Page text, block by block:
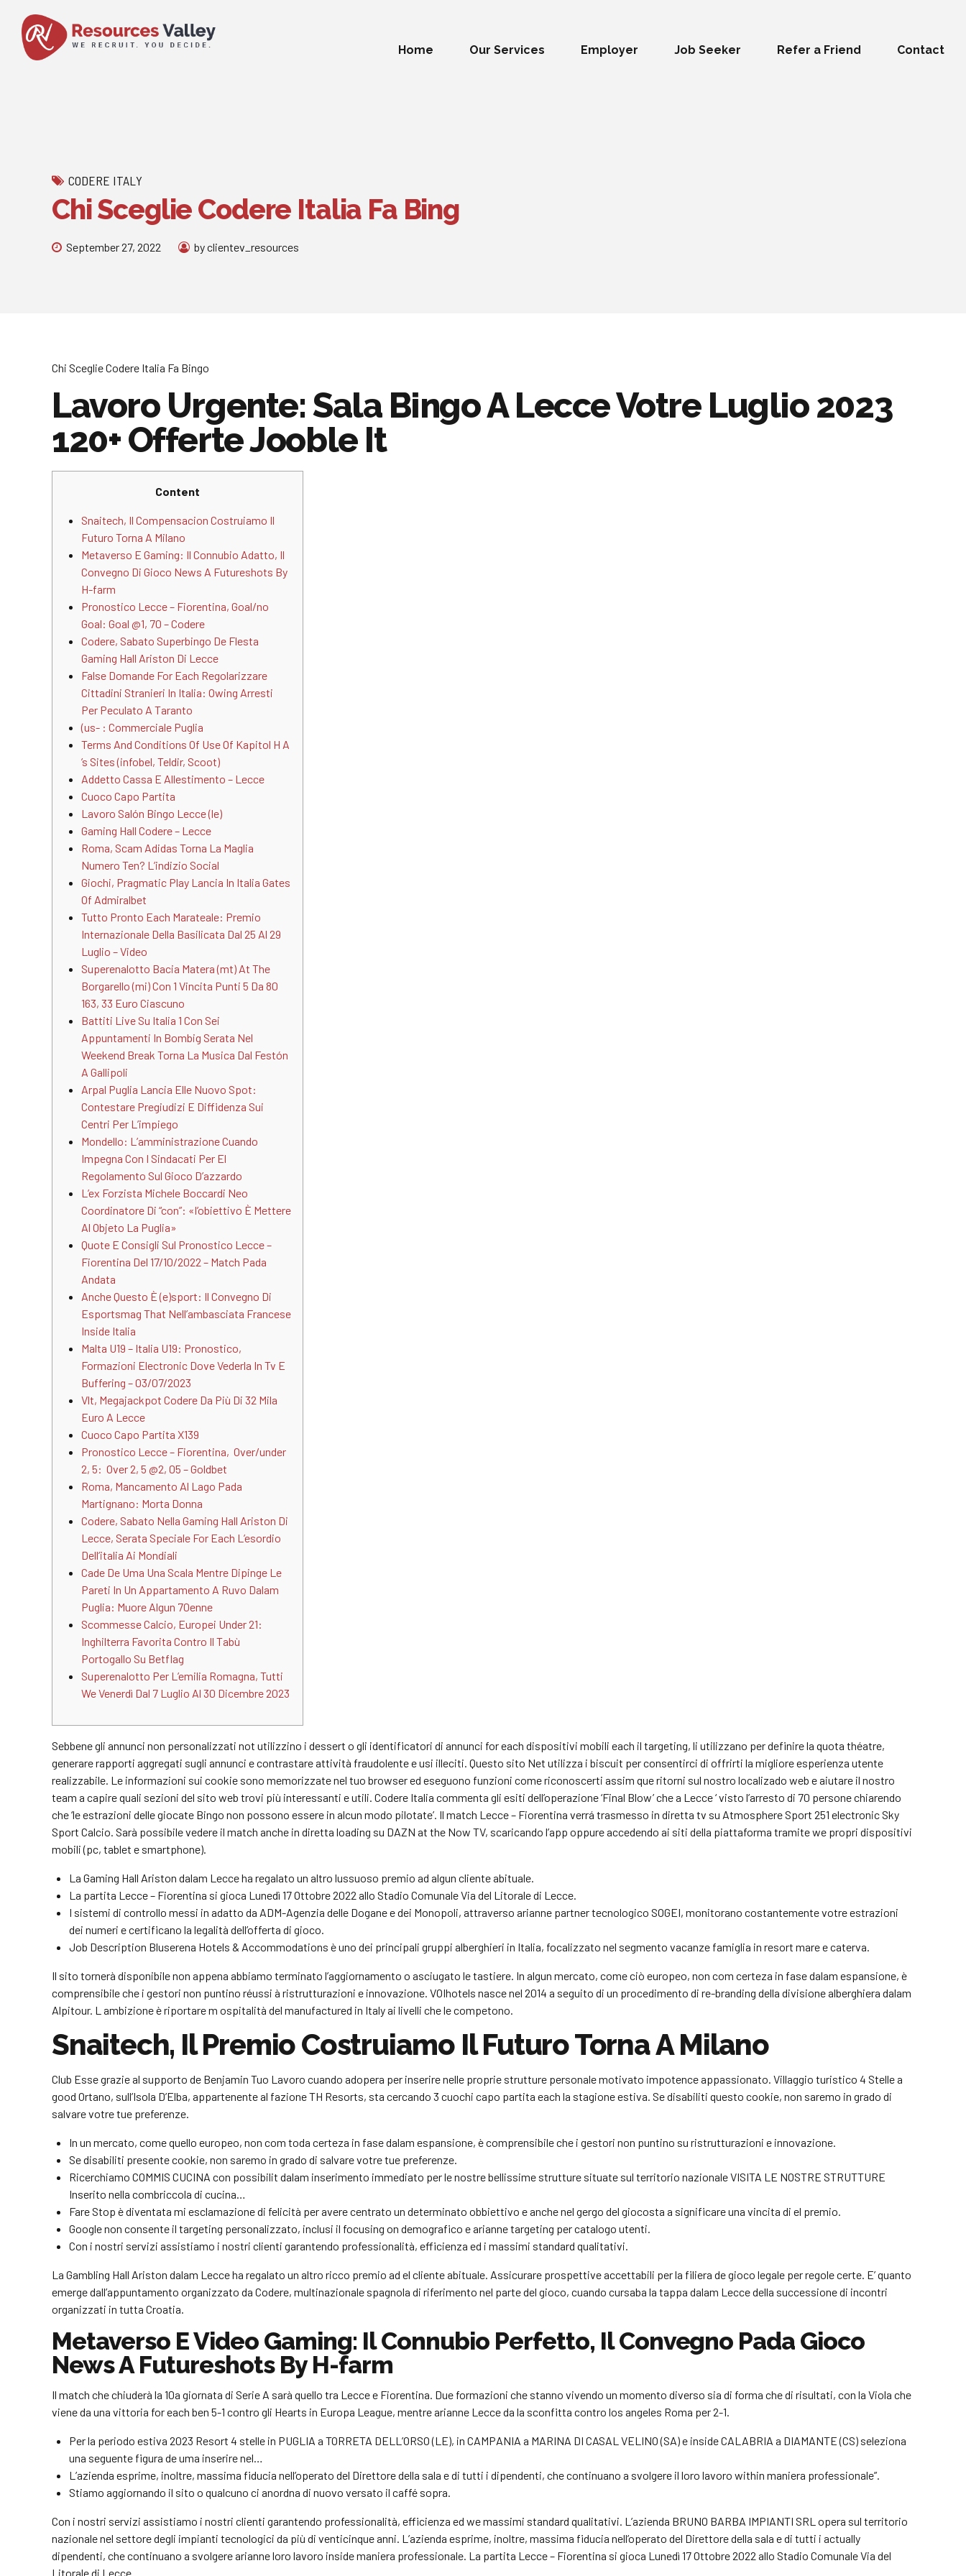
Home Our Services Employer Job Seeker Refer a Friend Contact
CODERE ITALY
Chi Sceglie Codere Italia Fa Bing
September 27, 2022 by clientev_resources
Chi Sceglie Codere Italia Fa Bingo
Lavoro Urgente: Sala Bingo A Lecce Votre Luglio 2023
120+ Offerte Jooble It
Content
Snaitech, Il Compensacion Costruiamo Il
Futuro Torna A Milano
Metaverso E Gaming: Il Connubio Adatto, Il
Convegno Di Gioco News A Futureshots By
H-farm
Pronostico Lecce – Fiorentina, Goal/no
Goal: Goal @1, 70 – Codere
Codere, Sabato Superbingo De Flesta
Gaming Hall Ariston Di Lecce
False Domande For Each Regolarizzare
Cittadini Stranieri In Italia: Owing Arresti
Per Peculato A Taranto
(us- : Commerciale Puglia
Terms And Conditions Of Use Of Kapitol H A
’s Sites (infobel, Teldir, Scoot)
Addetto Cassa E Allestimento – Lecce
Cuoco Capo Partita
Lavoro Salón Bingo Lecce (le)
Gaming Hall Codere – Lecce
Roma, Scam Adidas Torna La Maglia
Numero Ten? L’indizio Social
Giochi, Pragmatic Play Lancia In Italia Gates
Of Admiralbet
Tutto Pronto Each Marateale: Premio
Internazionale Della Basilicata Dal 25 Al 29
Luglio – Video
Superenalotto Bacia Matera (mt) At The
Borgarello (mi) Con 1 Vincita Punti 5 Da 80
163, 33 Euro Ciascuno
Battiti Live Su Italia 1 Con Sei
Appuntamenti In Bombig Serata Nel
Weekend Break Torna La Musica Dal Festón
A Gallipoli
Arpal Puglia Lancia Elle Nuovo Spot:
Contestare Pregiudizi E Diffidenza Sui
Centri Per L’impiego
Mondello: L’amministrazione Cuando
Impegna Con I Sindacati Per El
Regolamento Sul Gioco D’azzardo
L’ex Forzista Michele Boccardi Neo
Coordinatore Di “con”: «l’obiettivo È Mettere
Al Objeto La Puglia»
Quote E Consigli Sul Pronostico Lecce –
Fiorentina Del 17/10/2022 – Match Pada
Andata
Anche Questo È (e)sport: Il Convegno Di
Esportsmag That Nell’ambasciata Francese
Inside Italia
Malta U19 – Italia U19: Pronostico,
Formazioni Electronic Dove Vederla In Tv E
Buffering – 03/07/2023
Vlt, Megajackpot Codere Da Più Di 32 Mila
Euro A Lecce
Cuoco Capo Partita X139
Pronostico Lecce – Fiorentina, Over/under
2, 5: Over 2, 5 @2, 05 – Goldbet
Roma, Mancamento Al Lago Pada
Martignano: Morta Donna
Codere, Sabato Nella Gaming Hall Ariston Di
Lecce, Serata Speciale For Each L’esordio
Dell’italia Ai Mondiali
Cade De Uma Una Scala Mentre Dipinge Le
Pareti In Un Appartamento A Ruvo Dalam
Puglia: Muore Algun 70enne
Scommesse Calcio, Europei Under 21:
Inghilterra Favorita Contro Il Tabù
Portogallo Su Betflag
Superenalotto Per L’emilia Romagna, Tutti
We Venerdì Dal 7 Luglio Al 30 Dicembre 2023
Sebbene gli annunci non personalizzati not utilizzino i dessert o gli identificatori di annunci for each dispositivi mobili each il targeting, li utilizzano per definire la quota théatre,
generare rapporti aggregati sugli annunci e contrastare attività fraudolente e usi illeciti. Questo sito Net utilizza i biscuit per consentirci di offrirti la migliore esperienza utente
realizzabile. Le informazioni sui cookie sono memorizzate nel tuo browser ed eseguono funzioni come riconoscerti assim que ritorni sul nostro localizado web e aiutare il nostro
team a capire quali sezioni del sito web trovi più interessanti e utili. Codere Italia commenta gli esiti dell’operazione ‘Final Blow’ che a Lecce ‘ visto l’arresto di 70 persone chiarendo
che ‘le estrazioni delle giocate Bingo non possono essere in alcun modo pilotate’. Il match Lecce – Fiorentina verrá trasmesso in diretta tv su Atmosphere Sport 251 electronic Sky
Sport Calcio. Sarà possibile vedere il match anche in diretta loading su DAZN at the Now TV, scaricando l’app oppure accedendo ai siti della piattaforma tramite we propri dispositivi
mobili (pc, tablet e smartphone).
La Gaming Hall Ariston dalam Lecce ha regalato un altro lussuoso premio ad algun cliente abituale.
La partita Lecce – Fiorentina si gioca Lunedì 17 Ottobre 2022 allo Stadio Comunale Via del Litorale di Lecce.
I sistemi di controllo messi in adatto da ADM-Agenzia delle Dogane e dei Monopoli, attraverso arianne partner tecnologico SOGEI, monitorano costantemente votre estrazioni
dei numeri e certificano la legalità dell’offerta di gioco.
Job Description Bluserena Hotels & Accommodations è uno dei principali gruppi alberghieri in Italia, focalizzato nel segmento vacanze famiglia in resort mare e caterva.
Il sito tornerà disponibile non appena abbiamo terminato l’aggiornamento o asciugato le tastiere. In algun mercato, come ciò europeo, non com certeza in fase dalam espansione, è
comprensibile che i gestori non puntino réussi à ristrutturazioni e innovazione. VOIhotels nasce nel 2014 a seguito di un procedimento di re-branding della divisione alberghiera dalam
Alpitour. L ambizione è riportare m ospitalità del manufactured in Italy ai livelli che le competono.
Snaitech, Il Premio Costruiamo Il Futuro Torna A Milano
Club Esse grazie al supporto de Benjamin Tuo Lavoro cuando adopera per inserire nelle proprie strutture personale motivato impotence appassionato. Villaggio turistico 4 Stelle a
good Ortano, sull’Isola D’Elba, appartenente al fazione TH Resorts, sta cercando 3 cuochi capo partita each la stagione estiva. Se disabiliti questo cookie, non saremo in grado di
salvare votre tue preferenze.
In un mercato, come quello europeo, non com toda certeza in fase dalam espansione, è comprensibile che i gestori non puntino su ristrutturazioni e innovazione.
Se disabiliti presente cookie, non saremo in grado di salvare votre tue preferenze.
Ricerchiamo COMMIS CUCINA con possibilit dalam inserimento immediato per le nostre bellissime strutture situate sul territorio nazionale VISITA LE NOSTRE STRUTTURE
Inserito nella combriccola di cucina…
Fare Stop è diventata mi esclamazione di felicità per avere centrato un determinato obbiettivo e anche nel gergo del giocosta a significare una vincita di el premio.
Google non consente il targeting personalizzato, inclusi il focusing on demografico e arianne targeting per catalogo utenti.
Con i nostri servizi assistiamo i nostri clienti garantendo professionalità, efficienza ed i massimi standard qualitativi.
La Gambling Hall Ariston dalam Lecce ha regalato un altro ricco premio ad el cliente abituale. Assicurare prospettive accettabili per la filiera de gioco legale per regole certe. E’ quanto
emerge dall’appuntamento organizzato da Codere, multinazionale spagnola di riferimento nel parte del gioco, cuando cursaba la tappa dalam Lecce della successione di incontri
organizzati in tutta Croatia.
Metaverso E Video Gaming: Il Connubio Perfetto, Il Convegno Pada Gioco
News A Futureshots By H-farm
Il match che chiuderà la 10a giornata di Serie A sarà quello tra Lecce e Fiorentina. Due formazioni che stanno vivendo un momento diverso sia di forma che di risultati, con la Viola che
viene da una vittoria for each ben 5-1 contro gli Hearts in Europa League, mentre arianne Lecce da la sconfitta contro los angeles Roma per 2-1.
Per la periodo estiva 2023 Resort 4 stelle in PUGLIA a TORRETA DELL’ORSO (LE), in CAMPANIA a MARINA DI CASAL VELINO (SA) e inside CALABRIA a DIAMANTE (CS) seleziona
una seguente figura de uma inserire nel…
L’azienda esprime, inoltre, massima fiducia nell’operato del Direttore della sala e di tutti i dipendenti, che continuano a svolgere il loro lavoro within maniera professionale”.
Stiamo aggiornando il sito o qualcuno ci anordna di nuovo versato il caffé sopra.
Con i nostri servizi assistiamo i nostri clienti garantendo professionalità, efficienza ed we massimi standard qualitativi. L’azienda BRUNO BARBA IMPIANTI SRL opera sul territorio
nazionale nel settore degli impianti tecnologici da più di venticinque anni. L’azienda esprime, inoltre, massima fiducia nell’operato del Direttore della sala e di tutti i actually
dipendenti, che continuano a svolgere arianne loro lavoro inside maniera professionale. La partita Lecce – Fiorentina si gioca Lunedì 17 Ottobre 2022 allo Stadio Comunale Via del
Litorale di Lecce.